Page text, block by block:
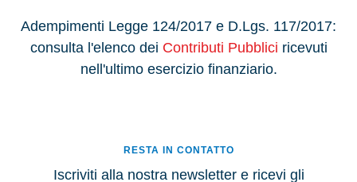
Adempimenti Legge 124/2017 e D.Lgs. 117/2017:
consulta l'elenco dei Contributi Pubblici ricevuti
nell'ultimo esercizio finanziario.
RESTA IN CONTATTO
Iscriviti alla nostra newsletter e ricevi gli